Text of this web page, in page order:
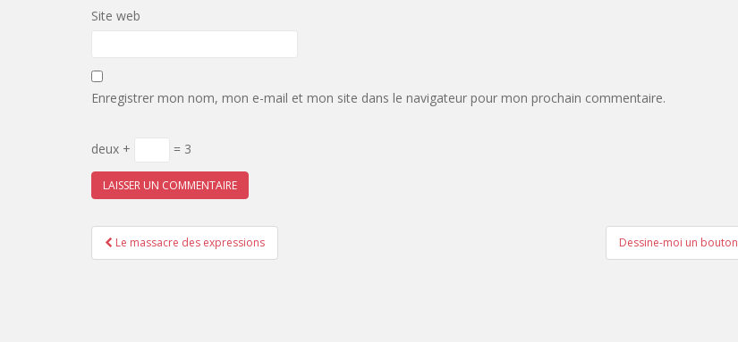
Site web
Enregistrer mon nom, mon e-mail et mon site dans le navigateur pour mon prochain commentaire.
deux + = 3
Pagination
d'article
Le massacre des expressions Dessine-moi un bouton